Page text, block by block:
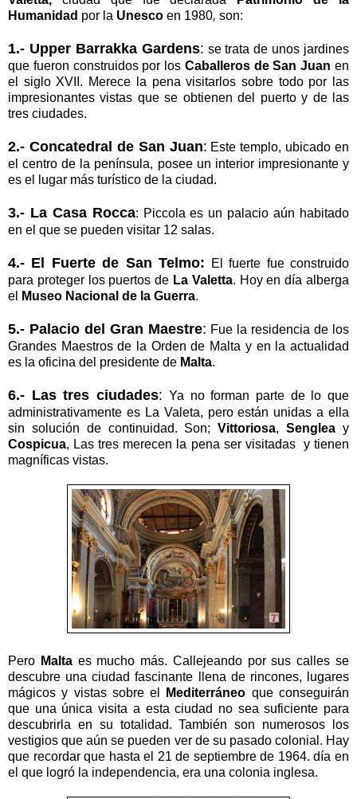
Humanidad por la Unesco en 1980, son:
1.- Upper Barrakka Gardens: se trata de unos jardines
que fueron construidos por los Caballeros de San Juan en
el siglo XVII. Merece la pena visitarlos sobre todo por las
impresionantes vistas que se obtienen del puerto y de las
tres ciudades.
2.- Concatedral de San Juan: Este templo, ubicado en
el centro de la península, posee un interior impresionante y
es el lugar más turístico de la ciudad.
3.- La Casa Rocca: Piccola es un palacio aún habitado
en el que se pueden visitar 12 salas.
4.- El Fuerte de San Telmo: El fuerte fue construido
para proteger los puertos de La Valetta. Hoy en día alberga
el
Museo Nacional de la Guerra.
5.- Palacio del Gran Maestre: Fue la residencia de los
Grandes Maestros de la Orden de Malta y en la actualidad
es la oficina del presidente de Malta.
6.- Las tres ciudades: Ya no forman parte de lo que
administrativamente es La Valeta, pero están unidas a ella
sin solución de continuidad. Son;Vittoriosa,Senglea y
Cospicua, Las tres merecen la pena ser visitadas y tienen
magníficas vistas.
Pero Maltaes mucho más. Callejeando por sus calles se
descubre una ciudad fascinante llena de rincones, lugares
mágicos y vistas sobre el
Mediterráneo que conseguirán
que una única visita a esta ciudad no sea suficiente para
descubrirla en su totalidad. También son numerosos los
vestigios que aún se pueden ver de su pasado colonial. Hay
que recordar que hasta el 21 de septiembre de 1964. día en
el que logró la independencia, era una colonia inglesa.